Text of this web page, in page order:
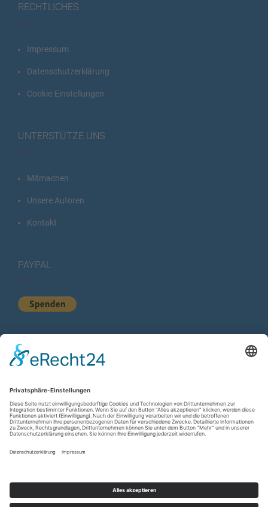
RECHTLICHES
Impressum
Datenschutzerklärung
Cookie-Einstellungen
UNTERSTÜTZE UNS
Mitmachen
Unsere Autoren
Kontakt
PAYPAL
KURZSTATISTIK
Total Views:615.837
Besucher gesamt:225.742
Gesamt Beiträge: